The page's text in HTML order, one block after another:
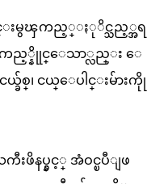
းမွၾကည့္ႏုိင္သည့္အရ
ၾကည့္နိုုင္ေသာ္လည္း ေ
ယ္ခ်စ္၊ ငယ္ေပါင္းမ်ားကိုု
နပ္နွင့္ အံဝင္ၿပီျဖ